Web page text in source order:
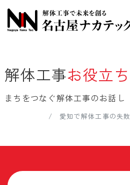
解体工事お役立ち
まちをつなぐ解体工事のお話し
愛知で解体工事の失